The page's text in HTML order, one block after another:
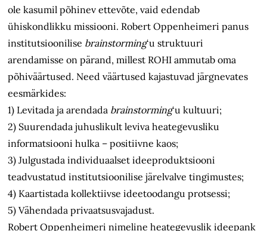
ole kasumil põhinev ettevõte, vaid edendab
ühiskondlikku missiooni. Robert Oppenheimeri panus
institutsioonilise brainstorming‘u struktuuri
arendamisse on pärand, millest ROHI ammutab oma
põhiväärtused. Need väärtused kajastuvad järgnevates
eesmärkides:
1) Levitada ja arendada brainstorming‘u kultuuri;
2) Suurendada juhuslikult leviva heategevusliku
informatsiooni hulka – positiivne kaos;
3) Julgustada individuaalset ideeproduktsiooni
teadvustatud institutsioonilise järelvalve tingimustes;
4) Kaartistada kollektiivse ideetoodangu protsessi;
5) Vähendada privaatsusvajadust.
Robert Oppenheimeri nimeline heategevuslik ideepank